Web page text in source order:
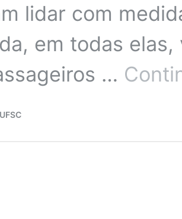
lidar com
em todas
…